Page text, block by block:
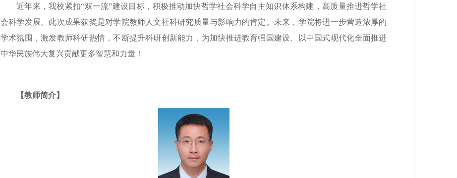
近年来，我校紧扣“双一流”建设目标，积极推动加快哲学社会科学自主知识体系构建，高质量推进哲学社
会科学发展。此次成果获奖是对学院教师人文社科研究质量与影响力的肯定。未来，学院将进一步营造浓厚的
学术氛围，激发教师科研热情，不断提升科研创新能力，为加快推进教育强国建设、以中国式现代化全面推进
中华民族伟大复兴贡献更多智慧和力量！
【教师简介】